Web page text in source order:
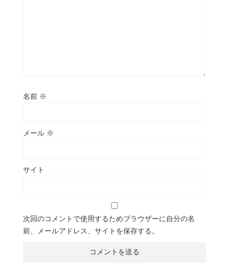
名前 ※
メール ※
サイト
次回のコメントで使用するためブラウザーに自分の名
前、メールアドレス、サイトを保存する。